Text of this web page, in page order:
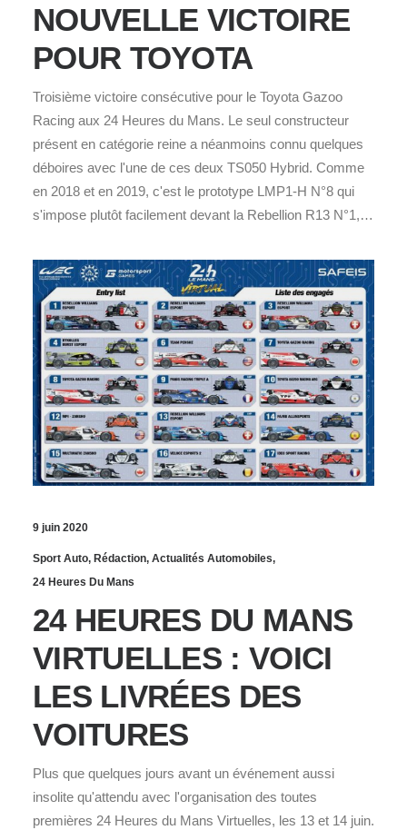
NOUVELLE VICTOIRE
POUR TOYOTA
Troisième victoire consécutive pour le Toyota Gazoo
Racing aux 24 Heures du Mans. Le seul constructeur
présent en catégorie reine a néanmoins connu quelques
déboires avec l'une de ces deux TS050 Hybrid. Comme
en 2018 et en 2019, c'est le prototype LMP1-H N°8 qui
s'impose plutôt facilement devant la Rebellion R13 N°1,…
9 juin 2020
Sport Auto, Rédaction, Actualités Automobiles,
24 Heures Du Mans
24 HEURES DU MANS
VIRTUELLES : VOICI
LES LIVRÉES DES
VOITURES
Plus que quelques jours avant un événement aussi
insolite qu'attendu avec l'organisation des toutes
premières 24 Heures du Mans Virtuelles, les 13 et 14 juin.